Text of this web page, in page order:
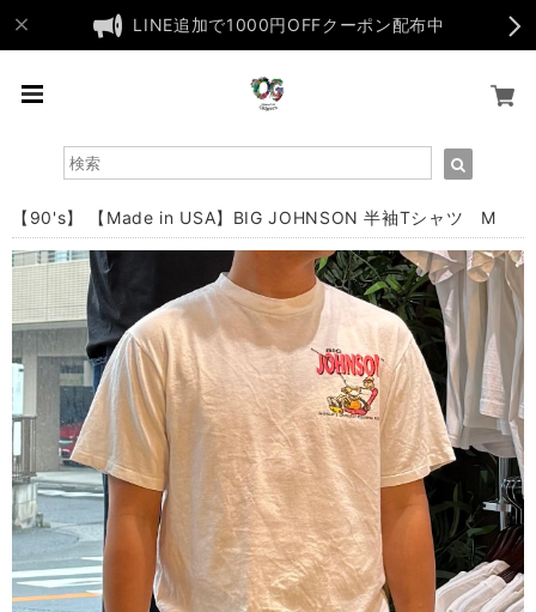
LINE追加で1000円OFFクーポン配布中
【90's】 【Made in USA】BIG JOHNSON 半袖Tシャツ M